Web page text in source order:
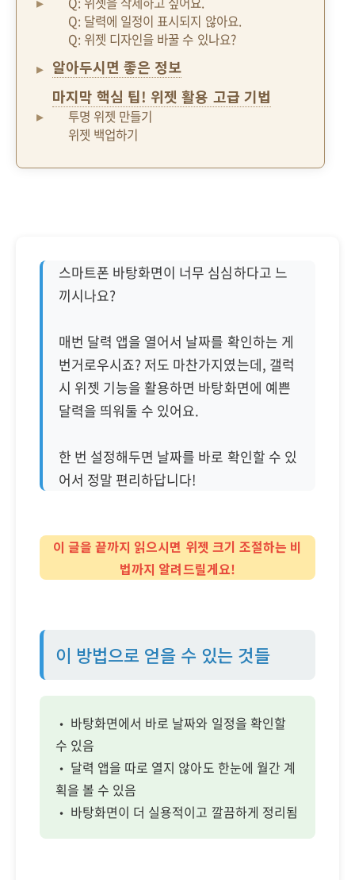
Q: 달력에 일정이 표시되지 않아요.
Q: 위젯 디자인을 바꿀 수 있나요?
알아두시면 좋은 정보
마지막 핵심 팁! 위젯 활용 고급 기법
투명 위젯 만들기
위젯 백업하기
스마트폰 바탕화면이 너무 심심하다고 느
끼시나요?
매번 달력 앱을 열어서 날짜를 확인하는 게
번거로우시죠? 저도 마찬가지였는데, 갤럭
시 위젯 기능을 활용하면 바탕화면에 예쁜
달력을 띄워둘 수 있어요.
한 번 설정해두면 날짜를 바로 확인할 수 있
어서 정말 편리하답니다!
이 글을 끝까지 읽으시면 위젯 크기 조절하는 비
법까지 알려드릴게요!
이 방법으로 얻을 수 있는 것들
• 바탕화면에서 바로 날짜와 일정을 확인할
수 있음
• 달력 앱을 따로 열지 않아도 한눈에 월간 계
획을 볼 수 있음
• 바탕화면이 더 실용적이고 깔끔하게 정리됨